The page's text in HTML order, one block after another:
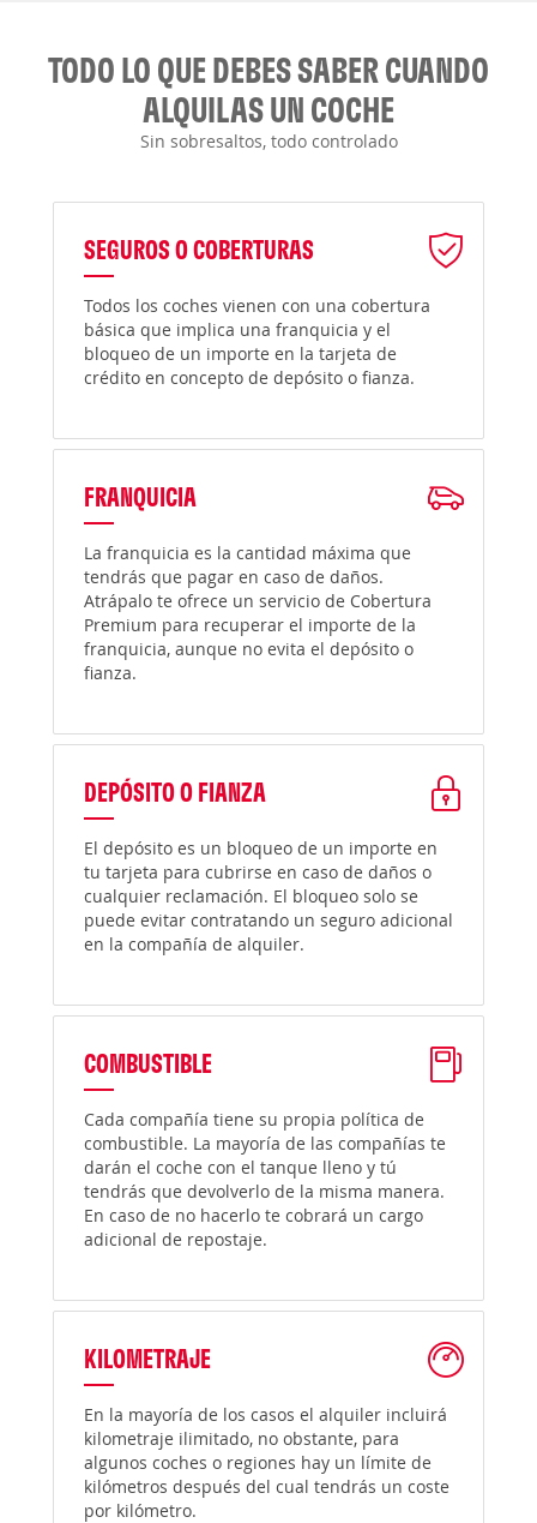
TODO LO QUE DEBES SABER CUANDO
ALQUILAS UN COCHE
Sin sobresaltos, todo controlado
SEGUROS O COBERTURAS
Todos los coches vienen con una cobertura
básica que implica una franquicia y el
bloqueo de un importe en la tarjeta de
crédito en concepto de depósito o fianza.
FRANQUICIA
La franquicia es la cantidad máxima que
tendrás que pagar en caso de daños.
Atrápalo te ofrece un servicio de Cobertura
Premium para recuperar el importe de la
franquicia, aunque no evita el depósito o
fianza.
DEPÓSITO O FIANZA
El depósito es un bloqueo de un importe en
tu tarjeta para cubrirse en caso de daños o
cualquier reclamación. El bloqueo solo se
puede evitar contratando un seguro adicional
en la compañía de alquiler.
COMBUSTIBLE
Cada compañía tiene su propia política de
combustible. La mayoría de las compañías te
darán el coche con el tanque lleno y tú
tendrás que devolverlo de la misma manera.
En caso de no hacerlo te cobrará un cargo
adicional de repostaje.
KILOMETRAJE
En la mayoría de los casos el alquiler incluirá
kilometraje ilimitado, no obstante, para
algunos coches o regiones hay un límite de
kilómetros después del cual tendrás un coste
por kilómetro.